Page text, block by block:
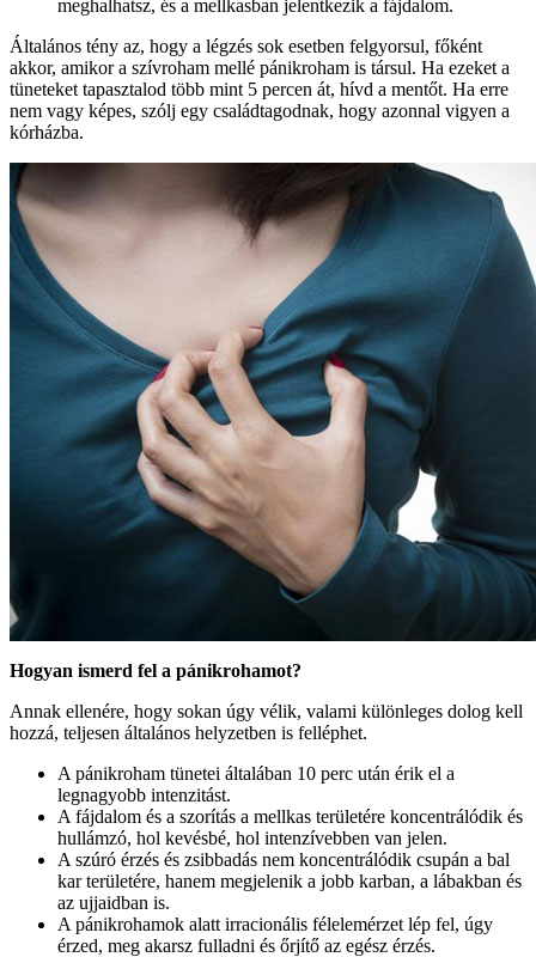
meghalhatsz, és a mellkasban jelentkezik a fájdalom.
Általános tény az, hogy a légzés sok esetben felgyorsul, főként
akkor, amikor a szívroham mellé pánikroham is társul. Ha ezeket a
tüneteket tapasztalod több mint 5 percen át, hívd a mentőt. Ha erre
nem vagy képes, szólj egy családtagodnak, hogy azonnal vigyen a
kórházba.
Hogyan ismerd fel a pánikrohamot?
Annak ellenére, hogy sokan úgy vélik, valami különleges dolog kell
hozzá, teljesen általános helyzetben is felléphet.
A pánikroham tünetei általában 10 perc után érik el a
legnagyobb intenzitást.
A fájdalom és a szorítás a mellkas területére koncentrálódik és
hullámzó, hol kevésbé, hol intenzívebben van jelen.
A szúró érzés és zsibbadás nem koncentrálódik csupán a bal
kar területére, hanem megjelenik a jobb karban, a lábakban és
az ujjaidban is.
A pánikrohamok alatt irracionális félelemérzet lép fel, úgy
érzed, meg akarsz fulladni és őrjítő az egész érzés.